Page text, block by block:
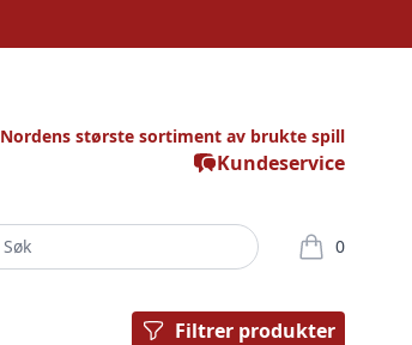
Kundeservice
Nordens største sortiment av brukte spill
0
varor i
Filtrer produkter